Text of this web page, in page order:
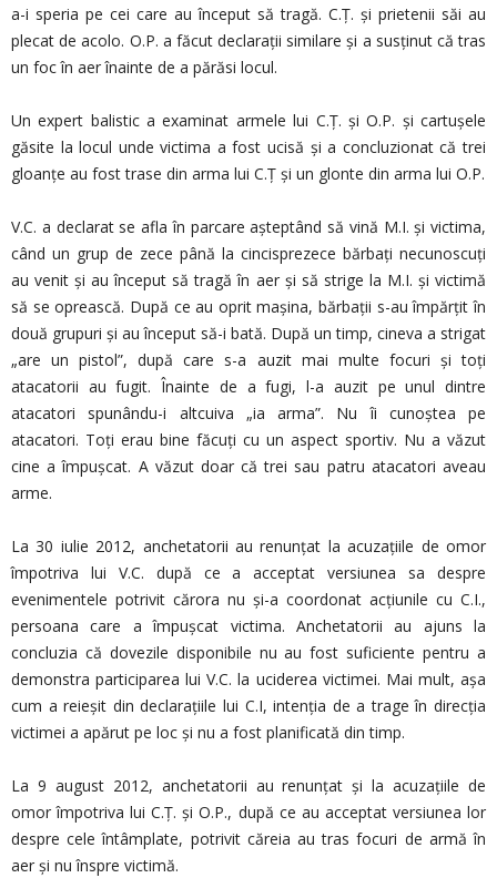
a-i speria pe cei care au început să tragă. C.Ț. și prietenii săi au
plecat de acolo. O.P. a făcut declarații similare și a susținut că tras
un foc în aer înainte de a părăsi locul.
Un expert balistic a examinat armele lui C.Ț. și O.P. și cartușele
găsite la locul unde victima a fost ucisă și a concluzionat că trei
gloanțe au fost trase din arma lui C.Ț și un glonte din arma lui O.P.
V.C. a declarat se afla în parcare așteptând să vină M.I. și victima,
când un grup de zece până la cincisprezece bărbați necunoscuți
au venit și au început să tragă în aer și să strige la M.I. și victimă
să se oprească. După ce au oprit mașina, bărbații s-au împărțit în
două grupuri și au început să-i bată. După un timp, cineva a strigat
„are un pistol”, după care s-a auzit mai multe focuri și toți
atacatorii au fugit. Înainte de a fugi, l-a auzit pe unul dintre
atacatori spunându-i altcuiva „ia arma”. Nu îi cunoștea pe
atacatori. Toți erau bine făcuți cu un aspect sportiv. Nu a văzut
cine a împușcat. A văzut doar că trei sau patru atacatori aveau
arme.
La 30 iulie 2012, anchetatorii au renunțat la acuzațiile de omor
împotriva lui V.C. după ce a acceptat versiunea sa despre
evenimentele potrivit cărora nu și-a coordonat acțiunile cu C.I.,
persoana care a împușcat victima. Anchetatorii au ajuns la
concluzia că dovezile disponibile nu au fost suficiente pentru a
demonstra participarea lui V.C. la uciderea victimei. Mai mult, așa
cum a reieșit din declarațiile lui C.I, intenția de a trage în direcția
victimei a apărut pe loc și nu a fost planificată din timp.
La 9 august 2012, anchetatorii au renunțat și la acuzațiile de
omor împotriva lui C.Ț. și O.P., după ce au acceptat versiunea lor
despre cele întâmplate, potrivit căreia au tras focuri de armă în
aer și nu înspre victimă.